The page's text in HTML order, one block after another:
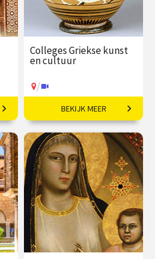
Colleges Griekse kunst
en cultuur
/
Ontdek de wereld van de
oude Grieken.
€ 217,00
vanaf 21
sep
/ Op locatie of online
BEKIJK MEER